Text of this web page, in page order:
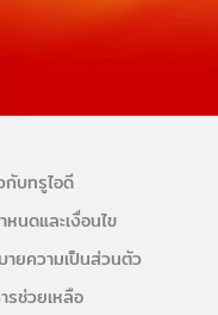
กับทรูไอดี
หนดและเงื่อนไข
ายความเป็นส่วนตัว
รช่วยเหลือ